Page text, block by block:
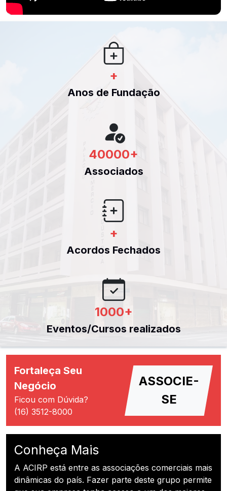
+
Anos de Fundação
40000+
Associados
+
Acordos Fechados
1000+
Eventos/Cursos realizados
Fortaleça Seu
Negócio
Ficou com Dúvida?
(16) 3512-8000
ASSOCIE-
SE
Conheça Mais
A ACIRP está entre as associações comerciais mais
dinâmicas do país. Fazer parte deste grupo permite